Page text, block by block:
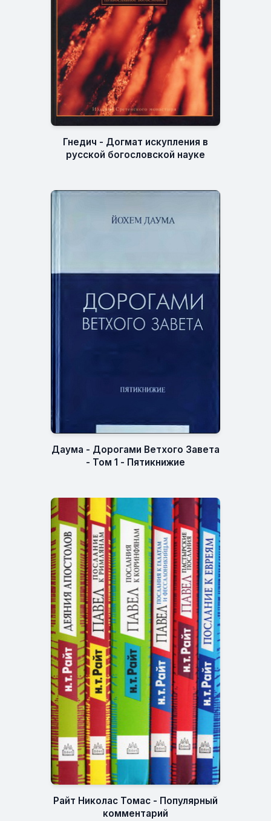
Гнедич - Догмат искупления в
русской богословской науке
Даума - Дорогами Ветхого Завета
- Том 1 - Пятикнижие
Райт Николас Томас - Популярный
комментарий